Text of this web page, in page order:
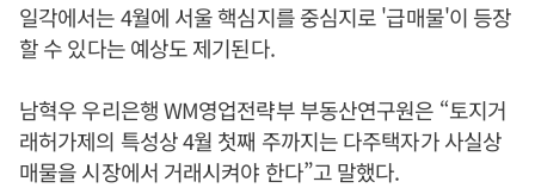
일각에서는 4월에 서울 핵심지를 중심지로 '급매물'이 등장
할 수 있다는 예상도 제기된다.
남혁우 우리은행 WM영업전략부 부동산연구원은 “토지거
래허가제의 특성상 4월 첫째 주까지는 다주택자가 사실상
매물을 시장에서 거래시켜야 한다”고 말했다.